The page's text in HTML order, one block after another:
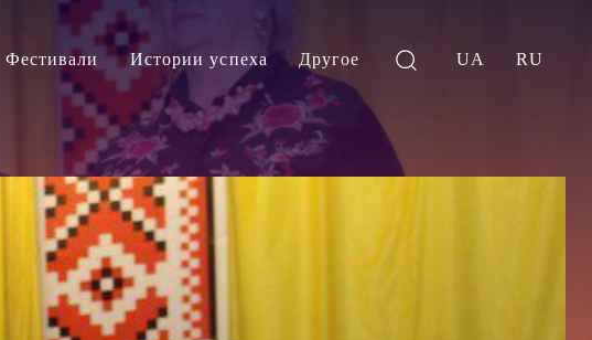
Фестивали Истории успеха Другое UA RU